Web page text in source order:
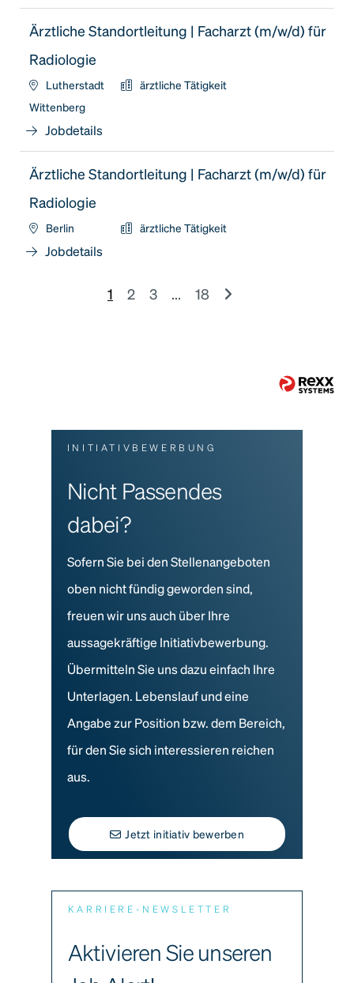
Ärztliche Standortleitung | Facharzt (m/w/d) für
Radiologie
Lutherstadt
Wittenberg
ärztliche Tätigkeit
Jobdetails
Ärztliche Standortleitung | Facharzt (m/w/d) für
Radiologie
Berlin ärztliche Tätigkeit
Jobdetails
1 2 3 ... 18
INITIATIVBEWERBUNG
Nicht Passendes
dabei?
Sofern Sie bei den Stellenangeboten
oben nicht fündig geworden sind,
freuen wir uns auch über Ihre
aussagekräftige Initiativbewerbung.
Übermitteln Sie uns dazu einfach Ihre
Unterlagen. Lebenslauf und eine
Angabe zur Position bzw. dem Bereich,
für den Sie sich interessieren reichen
aus.
Jetzt initiativ bewerben
KARRIERE-NEWSLETTER
Aktivieren Sie unseren